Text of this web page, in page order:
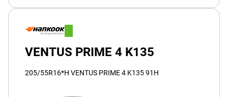
VENTUS PRIME 4 K135
205/55R16*H VENTUS PRIME 4 K135 91H